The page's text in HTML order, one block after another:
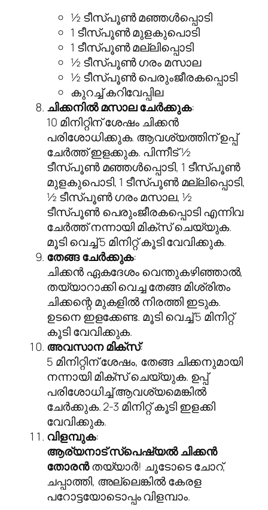
½ ടീസ്പൂൺ മഞ്ഞൾപ്പൊടി
1 ടീസ്പൂൺ മുളകുപൊടി
1 ടീസ്പൂൺ മല്ലിപ്പൊടി
½ ടീസ്പൂൺ ഗരം മസാല
½ ടീസ്പൂൺ പെരുംജീരകപ്പൊടി
കുറച്ച് കറിവേപ്പില
ചിക്കനിൽ മസാല ചേർക്കുക:
10 മിനിറ്റിന് ശേഷം ചിക്കൻ
പരിശോധിക്കുക. ആവശ്യത്തിന് ഉപ്പ്
ചേർത്ത് ഇളക്കുക. പിന്നീട് ½
ടീസ്പൂൺ മഞ്ഞൾപ്പൊടി, 1 ടീസ്പൂൺ
മുളകുപൊടി, 1 ടീസ്പൂൺ മല്ലിപ്പൊടി,
½ ടീസ്പൂൺ ഗരം മസാല, ½
ടീസ്പൂൺ പെരുംജീരകപ്പൊടി എന്നിവ
ചേർത്ത് നന്നായി മിക്സ് ചെയ്യുക.
മൂടി വെച്ച് 5 മിനിറ്റ് കൂടി വേവിക്കുക.
തേങ്ങ ചേർക്കുക:
ചിക്കൻ ഏകദേശം വെന്തുകഴിഞ്ഞാൽ,
തയ്യാറാക്കി വെച്ച തേങ്ങ മിശ്രിതം
ചിക്കന്റെ മുകളിൽ നിരത്തി ഇടുക.
ഉടനെ ഇളക്കേണ്ട. മൂടി വെച്ച് 5 മിനിറ്റ്
കൂടി വേവിക്കുക.
അവസാന മിക്സ്:
5 മിനിറ്റിന് ശേഷം, തേങ്ങ ചിക്കനുമായി
നന്നായി മിക്സ് ചെയ്യുക. ഉപ്പ്
പരിശോധിച്ച് ആവശ്യമെങ്കിൽ
ചേർക്കുക. 2-3 മിനിറ്റ് കൂടി ഇളക്കി
വേവിക്കുക.
വിളമ്പുക:
ആര്യനാട് സ്പെഷ്യൽ ചിക്കൻ
തോരൻതയ്യാർ! ചൂടോടെ ചോറ്,
ചപ്പാത്തി, അല്ലെങ്കിൽ കേരള
പറോട്ടയോടൊപ്പം വിളമ്പാം.